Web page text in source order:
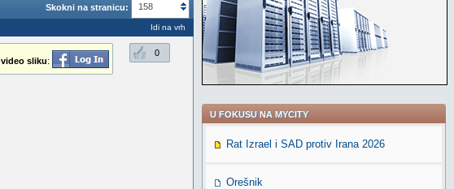
Skokni na stranicu: 158
Idi na vrh
0
video sliku:
U FOKUSU NA MYCITY
Rat Izrael i SAD protiv Irana 2026
Orešnik